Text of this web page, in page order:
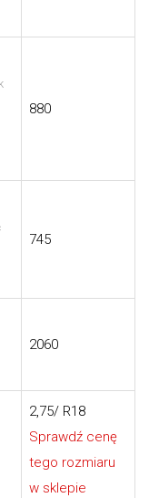
880
745
2060
2,75/ R18
Sprawdź cenę
tego rozmiaru
w sklepie